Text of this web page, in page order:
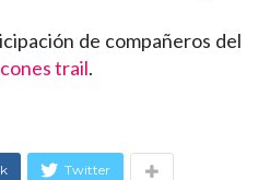
de compañeros del
trail.
Twitter